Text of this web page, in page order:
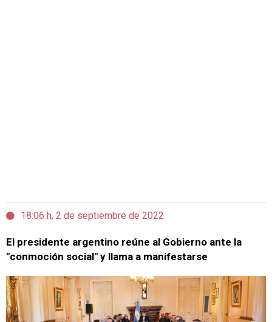
18:06 h, 2 de septiembre de 2022
El presidente argentino reúne al Gobierno ante la
"conmoción social" y llama a manifestarse